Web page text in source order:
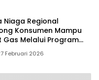
Niaga Regional
Konsumen Mampu
Gas Melalui Program
Timur
Februari 2026